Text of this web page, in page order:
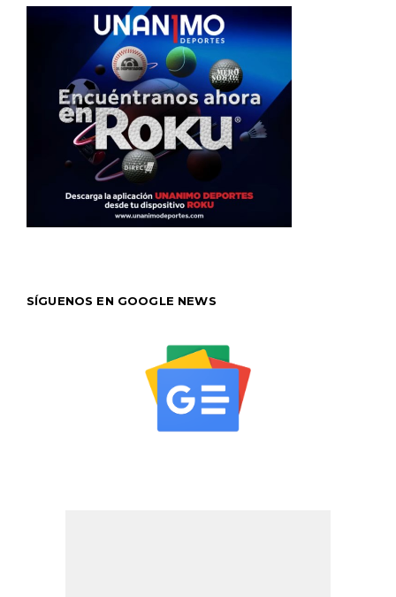
SÍGUENOS EN GOOGLE NEWS